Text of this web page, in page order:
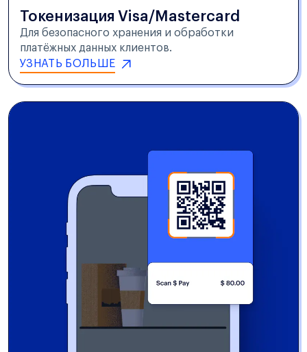
Токенизация Visa/Mastercard
Для безопасного хранения и обработки
платёжных данных клиентов.
УЗНАТЬ БОЛЬШЕ